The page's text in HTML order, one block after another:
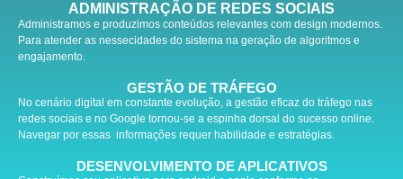
ADMINISTRAÇÃO DE REDES SOCIAIS
Administramos e produzimos conteúdos relevantes com design modernos.
Para atender as nessecidades do sistema na geração de algoritmos e
engajamento.
GESTÃO DE TRÁFEGO
No cenário digital em constante evolução, a gestão eficaz do tráfego nas
redes sociais e no Google tornou-se a espinha dorsal do sucesso online.
Navegar por essas informações requer habilidade e estratégias.
DESENVOLVIMENTO DE APLICATIVOS